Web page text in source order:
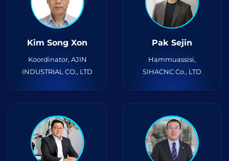
Kim Song Xon
Koordinator, AJIN
INDUSTRIAL CO., LTD
Pak Sejin
Hammuassisi,
SIHACNC Co., LTD